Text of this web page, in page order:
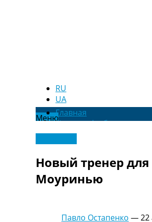
RU
UA
МенюГлавная
Новости футбола
Видео
Трансферы
Новости футбола
Последние
Конкурс прогнозов
Новый тренер
Моуринью
Павло Остапенко —22